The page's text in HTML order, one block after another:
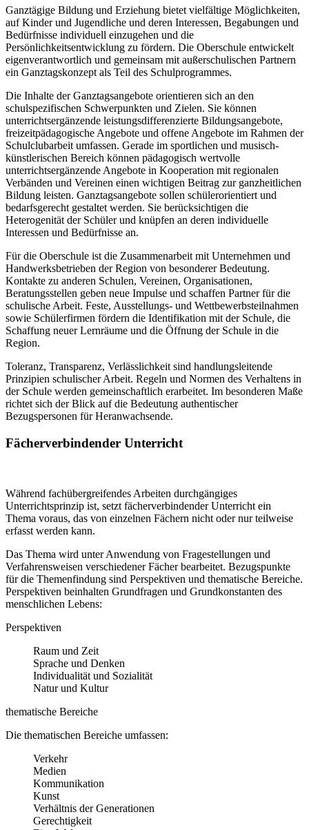
Ganztägige Bildung und Erziehung bietet vielfältige Möglichkeiten,
auf Kinder und Jugendliche und deren Interessen, Begabungen und
Bedürfnisse individuell einzugehen und die
Persönlichkeitsentwicklung zu fördern. Die Oberschule entwickelt
eigenverantwortlich und gemeinsam mit außerschulischen Partnern
ein Ganztagskonzept als Teil des Schulprogrammes.
Die Inhalte der Ganztagsangebote orientieren sich an den
schulspezifischen Schwerpunkten und Zielen. Sie können
unterrichtsergänzende leistungsdifferenzierte Bildungsangebote,
freizeitpädagogische Angebote und offene Angebote im Rahmen der
Schulclubarbeit umfassen. Gerade im sportlichen und musisch-
künstlerischen Bereich können pädagogisch wertvolle
unterrichtsergänzende Angebote in Kooperation mit regionalen
Verbänden und Vereinen einen wichtigen Beitrag zur ganzheitlichen
Bildung leisten. Ganztagsangebote sollen schülerorientiert und
bedarfsgerecht gestaltet werden. Sie berücksichtigen die
Heterogenität der Schüler und knüpfen an deren individuelle
Interessen und Bedürfnisse an.
Für die Oberschule ist die Zusammenarbeit mit Unternehmen und
Handwerksbetrieben der Region von besonderer Bedeutung.
Kontakte zu anderen Schulen, Vereinen, Organisationen,
Beratungsstellen geben neue Impulse und schaffen Partner für die
schulische Arbeit. Feste, Ausstellungs- und Wettbewerbsteilnahmen
sowie Schülerfirmen fördern die Identifikation mit der Schule, die
Schaffung neuer Lernräume und die Öffnung der Schule in die
Region.
Toleranz, Transparenz, Verlässlichkeit sind handlungsleitende
Prinzipien schulischer Arbeit. Regeln und Normen des Verhaltens in
der Schule werden gemeinschaftlich erarbeitet. Im besonderen Maße
richtet sich der Blick auf die Bedeutung authentischer
Bezugspersonen für Heranwachsende.
Fächerverbindender Unterricht
Während fachübergreifendes Arbeiten durchgängiges
Unterrichtsprinzip ist, setzt fächerverbindender Unterricht ein
Thema voraus, das von einzelnen Fächern nicht oder nur teilweise
erfasst werden kann.
Das Thema wird unter Anwendung von Fragestellungen und
Verfahrensweisen verschiedener Fächer bearbeitet. Bezugspunkte
für die Themenfindung sind Perspektiven und thematische Bereiche.
Perspektiven beinhalten Grundfragen und Grundkonstanten des
menschlichen Lebens:
Perspektiven
Raum und Zeit
Sprache und Denken
Individualität und Sozialität
Natur und Kultur
thematische Bereiche
Die thematischen Bereiche umfassen:
Verkehr
Medien
Kommunikation
Kunst
Verhältnis der Generationen
Gerechtigkeit